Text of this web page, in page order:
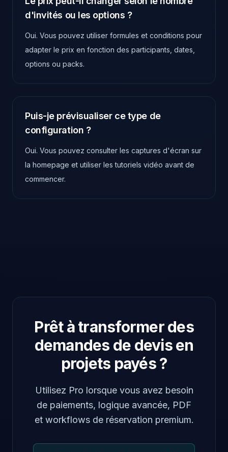
d'invités ou les options ?
Oui. Vous pouvez utiliser formules et conditions pour
adapter le prix en fonction des participants, dates,
options ou packs.
Puis-je prévisualiser ce type de
configuration ?
Oui. Vous pouvez consulter les captures d'écran sur
la homepage et utiliser les tutoriels vidéo avant de
commencer.
Prêt à transformer des
demandes de devis en
projets payés ?
Utilisez Pro lorsque vous avez besoin
de paiements, logique avancée, PDF
et workflows de réservation premium.